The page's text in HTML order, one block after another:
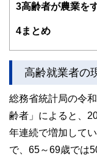
かしく感じ
をわかりや
執筆者・
やすさはも
な情報発
3高齢者が農業を
4まとめ
高齢就業者の
総務省統計局の令
齢者」によると、
年連続で増加して
で、65～69歳では